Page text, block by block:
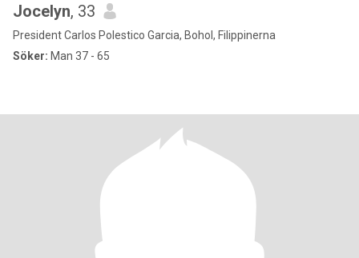
Jocelyn, 33
President Carlos Polestico Garcia, Bohol, Filippinerna
Söker: Man 37 - 65